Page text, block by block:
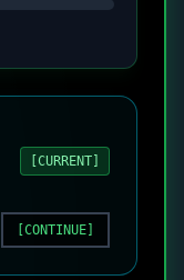
[CURRENT]
[CONTINUE]